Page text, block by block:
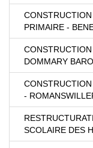
PRIMAIRE -
DOMMARY
-
SCOLAIRE DES